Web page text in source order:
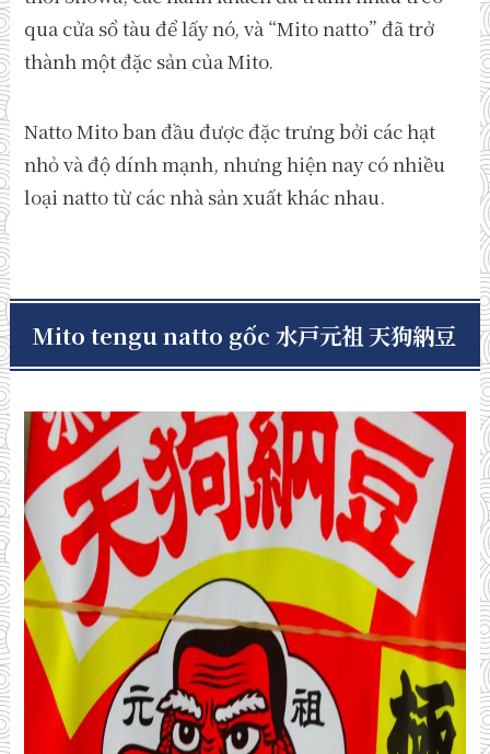
qua cửa sổ tàu để lấy nó, và “Mito natto” đã trở
thành một đặc sản của Mito.
Natto Mito ban đầu được đặc trưng bởi các hạt
nhỏ và độ dính mạnh, nhưng hiện nay có nhiều
loại natto từ các nhà sản xuất khác nhau.
Mito tengu natto gốc 水戸元祖 天狗納豆